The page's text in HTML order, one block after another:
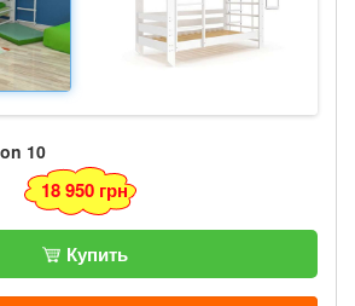
10
18 950 грн
Купить